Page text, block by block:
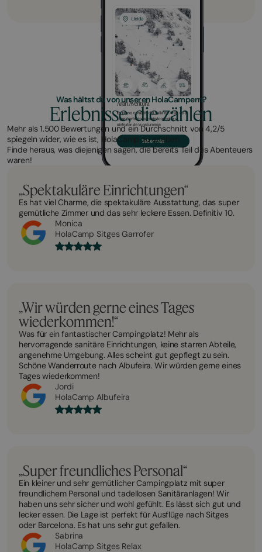
Was hältst du von unseren HolaCampern?
Erlebnisse, die zählen
Mehr als 1.500 Bewertungen und ein Durchschnitt von 4,2/5
spiegeln wider, wie es ist, HolaCamp zu erleben.
Finde heraus, was diejenigen sagen, die bereits Teil des Abenteuers
waren!
„Spektakuläre Einrichtungen“
Es hat viel Charme, die spektakuläre Ausstattung, das super
gemütliche Zimmer und das sehr leckere Essen. Definitiv 10.
Monica
HolaCamp Sitges Garrofer
„Wir würden gerne eines Tages
wiederkommen!“
Was für ein fantastischer Campingplatz! Mehr als
hervorragende sanitäre Einrichtungen, keine starren Abteile,
angenehme Umgebung. Alles scheint gut gepflegt zu sein.
Schöne Wanderroute nach Albufeira. Wir würden gerne eines
Tages wiederkommen!
Jordi
HolaCamp Albufeira
„Super freundliches Personal“
Ein kleiner und sehr gemütlicher Campingplatz mit super
freundlichem Personal und tadellosen Sanitäranlagen! Wir
haben uns sehr sicher und wohl gefühlt. Es lässt sich gut und
lecker essen. Die Lage ist perfekt für Ausflüge nach Sitges
oder Barcelona. Es hat uns sehr gut gefallen.
Sabrina
HolaCamp Sitges Relax